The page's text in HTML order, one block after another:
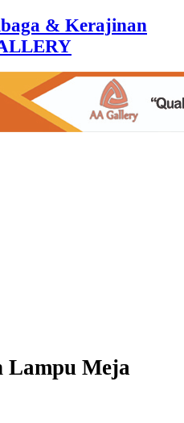
& Kerajinan
Lampu Meja